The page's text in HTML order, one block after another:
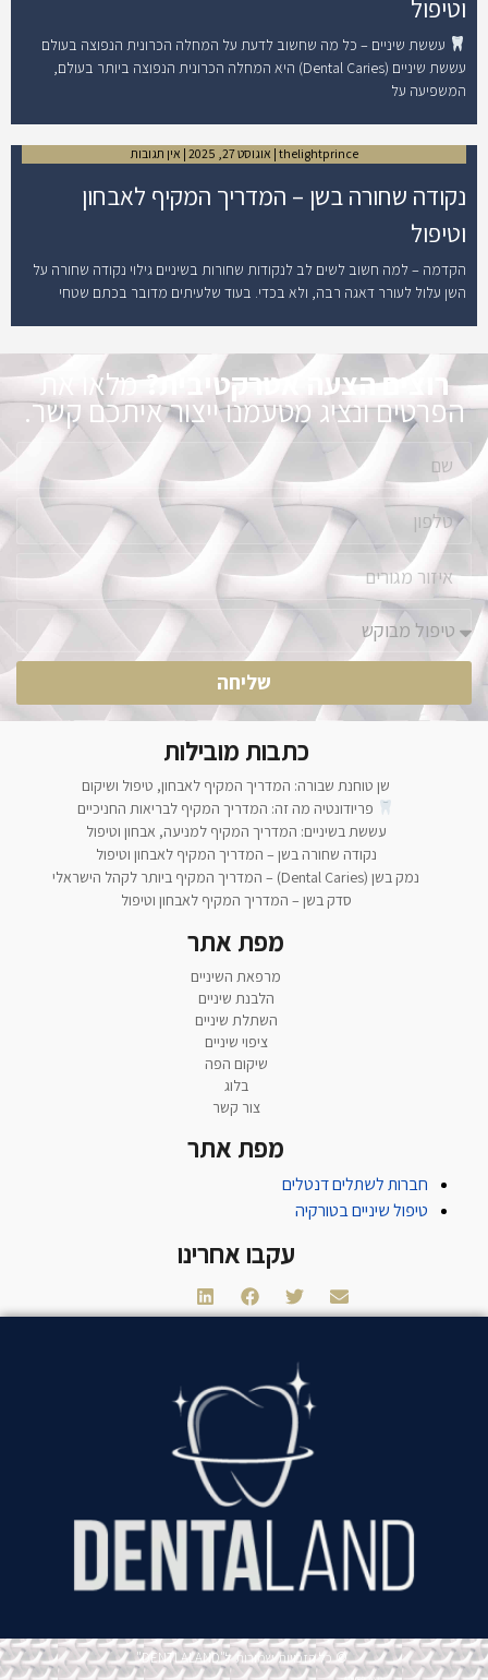
וטיפול
עששת שיניים – כל מה שחשוב לדעת על המחלה הכרונית הנפוצה בעולם
עששת שיניים (Dental Caries) היא המחלה הכרונית הנפוצה ביותר בעולם,
המשפיעה על
נקודה שחורה בשן – המדריך המקיף לאבחון
וטיפול
thelightprince אוגוסט 27, 2025 אין תגובות
הקדמה – למה חשוב לשים לב לנקודות שחורות בשיניים גילוי נקודה שחורה על
השן עלול לעורר דאגה רבה, ולא בכדי. בעוד שלעיתים מדובר בכתם שטחי
רוצים הצעה אטרקטיבית?מלאו את
הפרטים ונציג מטעמנו ייצור איתכם קשר.
שליחה
כתבות מובילות
שן טוחנת שבורה: המדריך המקיף לאבחון, טיפול ושיקום
פריודונטיה מה זה: המדריך המקיף לבריאות החניכיים
עששת בשיניים: המדריך המקיף למניעה, אבחון וטיפול
נקודה שחורה בשן – המדריך המקיף לאבחון וטיפול
נמק בשן (Dental Caries) – המדריך המקיף ביותר לקהל הישראלי
סדק בשן – המדריך המקיף לאבחון וטיפול
מפת אתר
מרפאת השיניים
הלבנת שיניים
השתלת שיניים
ציפוי שיניים
שיקום הפה
בלוג
צור קשר
מפת אתר
חברות לשתלים דנטלים
טיפול שיניים בטורקיה
עקבו אחרינו
© כל הזכויות שמורות ל"DENTLALAND"